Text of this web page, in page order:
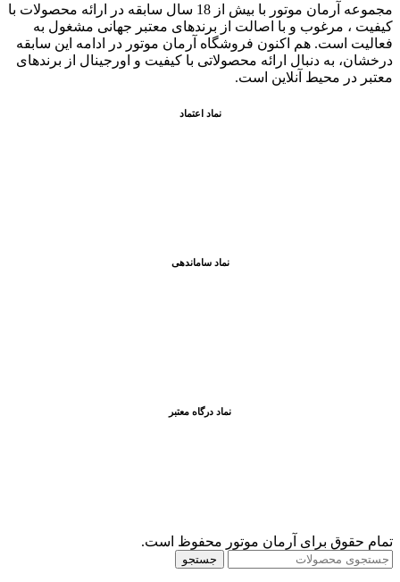
مجموعه آرمان موتور با بیش از 18 سال سابقه در ارائه محصولات با
کيفيت ، مرغوب و با اصالت از برندهای معتبر جهانی مشغول به
فعاليت است. هم اکنون فروشگاه آرمان موتور در ادامه اين سابقه
درخشان، به دنبال ارائه محصولاتی با کيفيت و اورجينال از برندهای
معتبر در محيط آنلاين است.
نماد اعتماد
نماد ساماندهی
نماد درگاه معتبر
تمام حقوق برای آرمان موتور محفوظ است.
جستجو